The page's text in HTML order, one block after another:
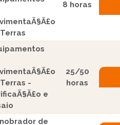
8 horas
-
e
25/50
horas
de